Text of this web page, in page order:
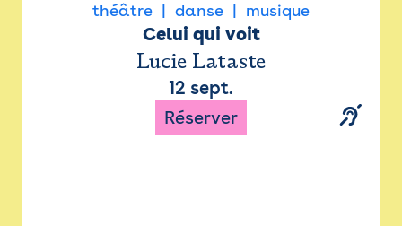
théâtre danse musique
Celui qui voit
Lucie Lataste
12 sept.
Réserver